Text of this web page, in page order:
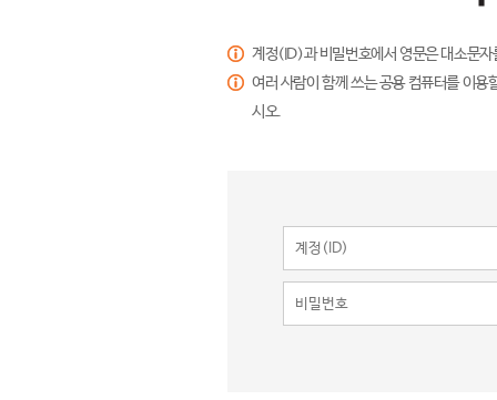
계정(ID)과 비밀번호에서 영문은 대소문
여러 사람이 함께 쓰는 공용 컴퓨터를 이
시오.